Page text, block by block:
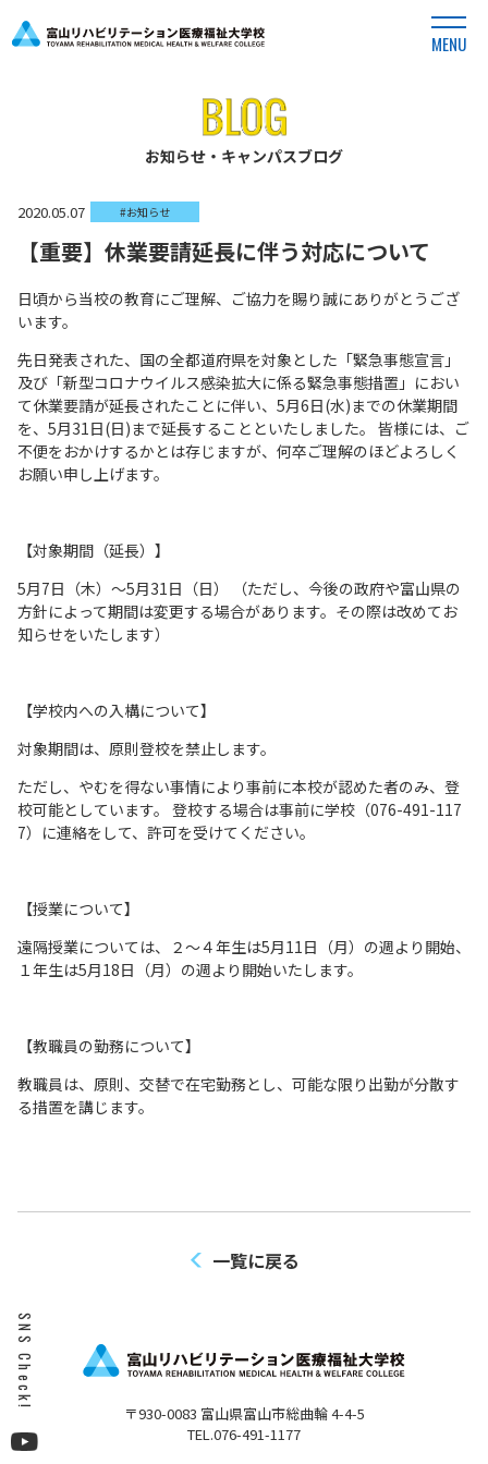
MENU
SNS Check!
お知らせ・キャンパスブログ
2020.05.07 #お知らせ
【重要】休業要請延長に伴う対応について
日頃から当校の教育にご理解、ご協力を賜り誠にありがとうござ
います。
先日発表された、国の全都道府県を対象とした「緊急事態宣言」
及び「新型コロナウイルス感染拡大に係る緊急事態措置」におい
て休業要請が延長されたことに伴い、5月6日(水)までの休業期間
を、5月31日(日)まで延長することといたしました。 皆様には、ご
不便をおかけするかとは存じますが、何卒ご理解のほどよろしく
お願い申し上げます。
【対象期間（延長）】
5月7日（木）～5月31日（日） （ただし、今後の政府や富山県の
方針によって期間は変更する場合があります。その際は改めてお
知らせをいたします）
【学校内への入構について】
対象期間は、原則登校を禁止します。
ただし、やむを得ない事情により事前に本校が認めた者のみ、登
校可能としています。 登校する場合は事前に学校（076-491-117
7）に連絡をして、許可を受けてください。
【授業について】
遠隔授業については、２～４年生は5月11日（月）の週より開始、
１年生は5月18日（月）の週より開始いたします。
【教職員の勤務について】
教職員は、原則、交替で在宅勤務とし、可能な限り出勤が分散す
る措置を講じます。
一覧に戻る
〒930-0083 富山県富山市総曲輪 4-4-5
TEL.076-491-1177